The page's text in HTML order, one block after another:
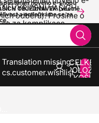
nového e-shopu
OBJEDNÁVEK (včetně
a omlouváme se za
VYŘÍZENÍ VAŠICH
odběrů). Prosíme o
za komplikace.
Translation missing:
cs.customer.wishlist
V
0